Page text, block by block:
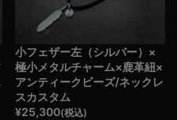
小フェザー左（シルバー）×
極小メタルチャーム×鹿革紐×
アンティークビーズ/ネックレ
スカスタム
¥25,300(税込)